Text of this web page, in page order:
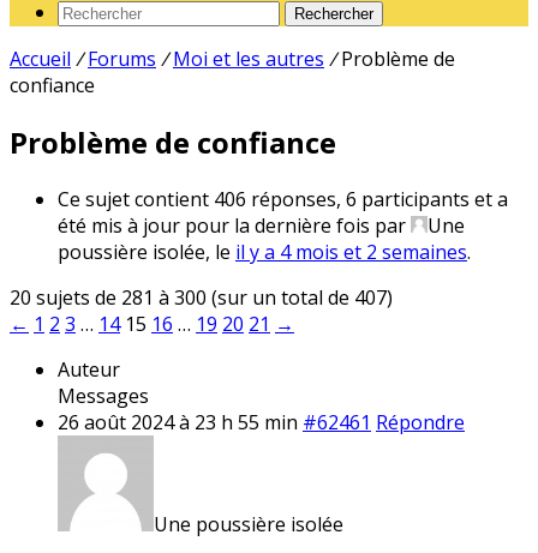
Rechercher
Accueil / Forums / Moi et les autres / Problème de
confiance
Problème de confiance
Ce sujet contient 406 réponses, 6 participants et a
été mis à jour pour la dernière fois par
Une
poussière isolée, le il y a 4 mois et 2 semaines.
20 sujets de 281 à 300 (sur un total de 407)
← 1 2 3 … 14 15 16 … 19 20 21 →
Auteur
Messages
26 août 2024 à 23 h 55 min #62461 Répondre
Une poussière isolée